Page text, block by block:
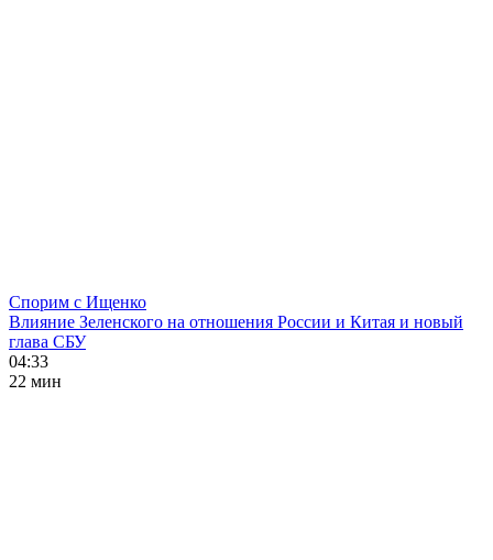
Спорим с Ищенко
Влияние Зеленского на отношения России и Китая и новый
глава СБУ
04:33
22 мин